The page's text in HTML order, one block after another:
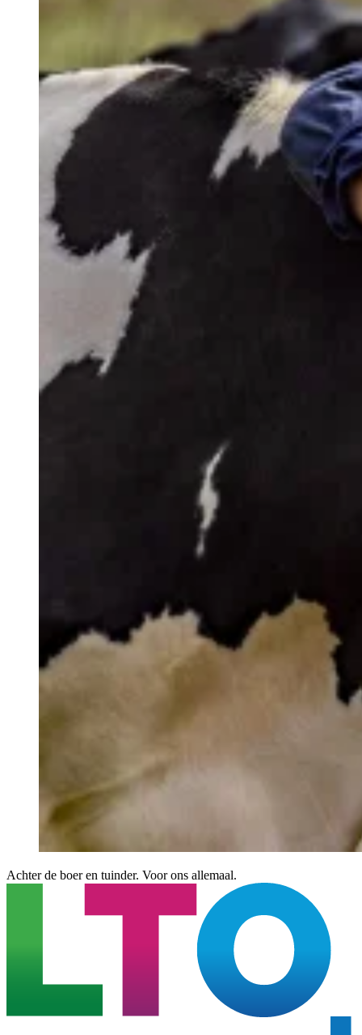
Achter de boer en tuinder. Voor ons allemaal.